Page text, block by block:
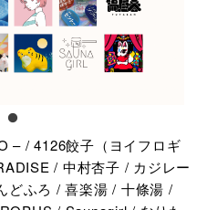
– / 4126餃子（ヨイフロギ
/ 中村杏子 / カジレー
どふろ / 喜楽湯 / 十條湯 /